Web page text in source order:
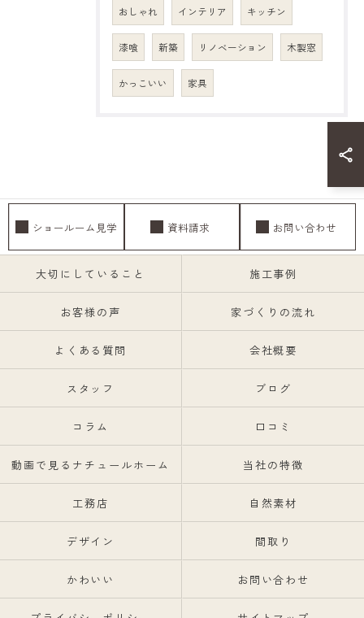
おしゃれ インテリア キッチン
漆喰 新築 リノベーション 木製窓
かっこいい 家具
ショールーム見学 資料請求 お問い合わせ
大切にしていること 施工事例
お客様の声 家づくりの流れ
よくある質問 会社概要
スタッフ ブログ
コラム 口コミ
動画で見るナチュールホーム 当社の特徴
工務店 自然素材
デザイン 間取り
かわいい お問い合わせ